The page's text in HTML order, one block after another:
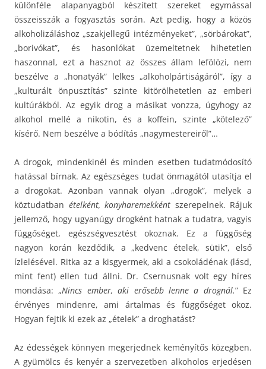
különféle alapanyagból készített szereket egymással
összeisszák a fogyasztás során. Azt pedig, hogy a közös
alkoholizáláshoz „szakjellegű intézményeket”, „sörbárokat”,
„borivókat”, és hasonlókat üzemeltetnek hihetetlen
haszonnal, ezt a hasznot az összes állam lefölözi, nem
beszélve a „honatyák” lelkes „alkoholpártiságáról”, így a
„kulturált önpusztítás” szinte kitörölhetetlen az emberi
kultúrákból. Az egyik drog a másikat vonzza, úgyhogy az
alkohol mellé a nikotin, és a koffein, szinte „kötelező”
kísérő. Nem beszélve a bódítás „nagymestereiről”…
A drogok, mindenkinél és minden esetben tudatmódosító
hatással bírnak. Az egészséges tudat önmagától utasítja el
a drogokat. Azonban vannak olyan „drogok”, melyek a
köztudatban ételként, konyharemekként szerepelnek. Rájuk
jellemző, hogy ugyanúgy drogként hatnak a tudatra, vagyis
függőséget, egészségvesztést okoznak. Ez a függőség
nagyon korán kezdődik, a „kedvenc ételek, sütik”, első
ízlelésével. Ritka az a kisgyermek, aki a csokoládénak (lásd,
mint fent) ellen tud állni. Dr. Csernusnak volt egy híres
mondása: „Nincs ember, aki erősebb lenne a drognál.” Ez
érvényes mindenre, ami ártalmas és függőséget okoz.
Hogyan fejtik ki ezek az „ételek” a droghatást?
Az édességek könnyen megerjednek keményítős közegben.
A gyümölcs és kenyér a szervezetben alkoholos erjedésen